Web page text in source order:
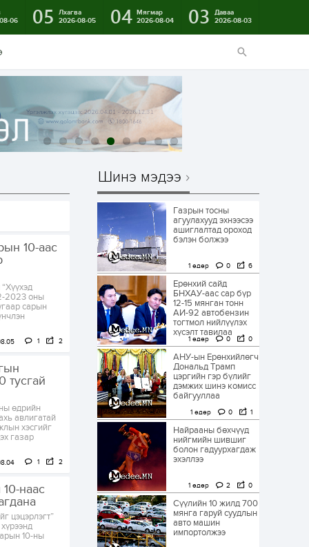
06
05
Лхагва
2026-08-05
04 Мягмар
2026-08-04
03
Даваа
2026-08-03
10-аас
2023 оны
сарын
1 2
тусгай
өдрийн
авлигатай
хэсгийг
газар
1 2
наас
цэцэрлэгт”
10-ны
Шинэ мэдээ
Газрын тосны
агуулахууд эхнээсээ
ашиглалтад ороход
бэлэн болжээ
1 өдөр 0 6
Ерөнхий сайд
БНХАУ-аас сар бүр
12-15 мянган тонн
АИ-92 автобензин
тогтмол нийлүүлэх
хүсэлт тавилаа
1 өдөр 0 0
АНУ-ын Ерөнхийлөгч
Дональд Трамп
цэргийн гэр бүлийг
дэмжих шинэ комисс
байгууллаа
1 өдөр 0 1
Найрааны бөхчүүд
нийгмийн шившиг
болон гадуурхагдаж
эхэллээ
1 өдөр 2 0
Сүүлийн 10 жилд 700
мянга гаруй суудлын
авто машин
импортолжээ